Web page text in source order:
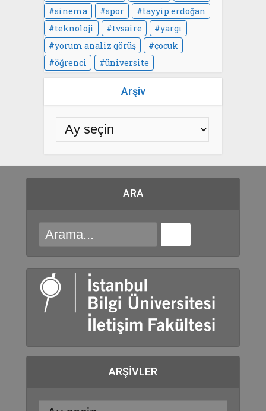
sinema
spor
tayyip erdoğan
teknoloji
tvsaire
yargı
yorum analiz görüş
çocuk
öğrenci
üniversite
Arşiv
ARA
ARŞIVLER